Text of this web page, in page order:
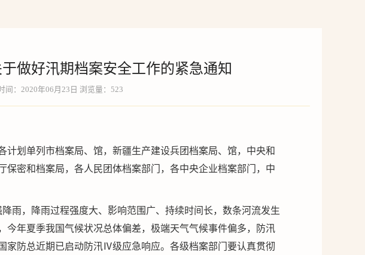
做好汛期档案安全工作的紧急通知
间：2020年06月23日 浏览量： 523
计划单列市档案局、馆，新疆生产建设兵团档案局、馆，中央和
保密和档案局，各人民团体档案部门，各中央企业档案部门，中
雨，降雨过程强度大、影响范围广、持续时间长，数条河流发生
今年夏季我国气候状况总体偏差，极端天气气候事件偏多，防汛
家防总近期已启动防汛Ⅳ级应急响应。各级档案部门要认真贯彻